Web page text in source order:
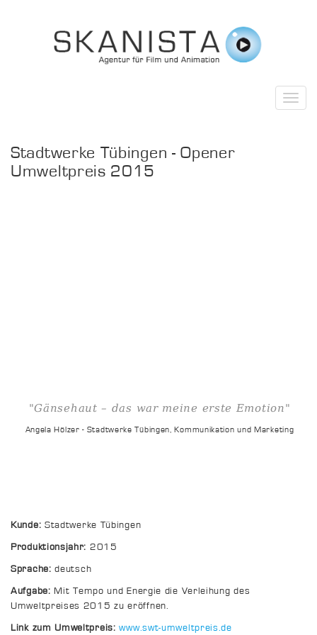
Stadtwerke Tübingen - Opener
Umweltpreis 2015
"Gänsehaut – das war meine erste Emotion"
Angela Hölzer - Stadtwerke Tübingen, Kommunikation und Marketing
Kunde: Stadtwerke Tübingen
Produktionsjahr: 2015
Sprache: deutsch
Aufgabe: Mit Tempo und Energie die Verleihung des
Umweltpreises 2015 zu eröffnen.
Link zum Umweltpreis: www.swt-umweltpreis.de